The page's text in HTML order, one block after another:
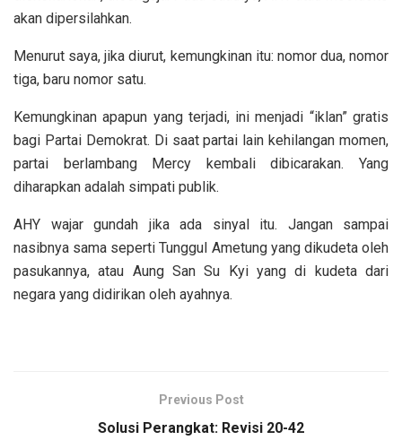
akan dipersilahkan.
Menurut saya, jika diurut, kemungkinan itu: nomor dua, nomor
tiga, baru nomor satu.
Kemungkinan apapun yang terjadi, ini menjadi “iklan” gratis
bagi Partai Demokrat. Di saat partai lain kehilangan momen,
partai berlambang Mercy kembali dibicarakan. Yang
diharapkan adalah simpati publik.
AHY wajar gundah jika ada sinyal itu. Jangan sampai
nasibnya sama seperti Tunggul Ametung yang dikudeta oleh
pasukannya, atau Aung San Su Kyi yang di kudeta dari
negara yang didirikan oleh ayahnya.
Previous Post
Solusi Perangkat: Revisi 20-42